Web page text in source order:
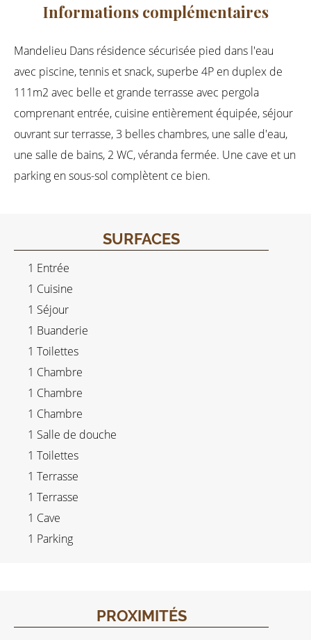
Informations complémentaires
Mandelieu Dans résidence sécurisée pied dans l'eau
avec piscine, tennis et snack, superbe 4P en duplex de
111m2 avec belle et grande terrasse avec pergola
comprenant entrée, cuisine entièrement équipée, séjour
ouvrant sur terrasse, 3 belles chambres, une salle d'eau,
une salle de bains, 2 WC, véranda fermée. Une cave et un
parking en sous-sol complètent ce bien.
SURFACES
1 Entrée
1 Cuisine
1 Séjour
1 Buanderie
1 Toilettes
1 Chambre
1 Chambre
1 Chambre
1 Salle de douche
1 Toilettes
1 Terrasse
1 Terrasse
1 Cave
1 Parking
PROXIMITÉS